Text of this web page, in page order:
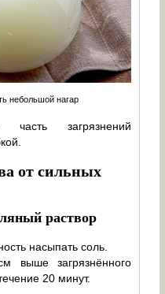
небольшой нагар
часть загрязнений
от сильных
раствор
насыпать соль.
выше загрязнённого
20 минут.